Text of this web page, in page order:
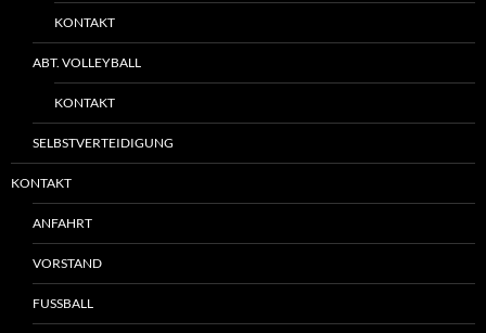
KONTAKT
ABT. VOLLEYBALL
KONTAKT
SELBSTVERTEIDIGUNG
KONTAKT
ANFAHRT
VORSTAND
FUSSBALL